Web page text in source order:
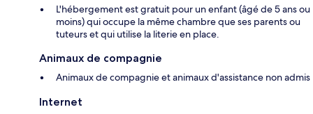
L'hébergement est gratuit pour un enfant (âgé de 5 ans ou
moins) qui occupe la même chambre que ses parents ou
tuteurs et qui utilise la literie en place.
Animaux de compagnie
Animaux de compagnie et animaux d'assistance non admis
Internet